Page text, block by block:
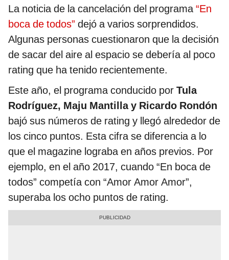
La noticia de la cancelación del programa“En
boca de todos” dejó a varios sorprendidos.
Algunas personas cuestionaron que la decisión
de sacar del aire al espacio se debería al poco
rating que ha tenido recientemente.
Este año, el programa conducido por Tula
Rodríguez, Maju Mantilla y Ricardo Rondón
bajó sus números de rating y llegó alrededor de
los cinco puntos. Esta cifra se diferencia a lo
que el magazine lograba en años previos. Por
ejemplo, en el año 2017, cuando “En boca de
todos” competía con “Amor Amor Amor”,
superaba los ocho puntos de rating.